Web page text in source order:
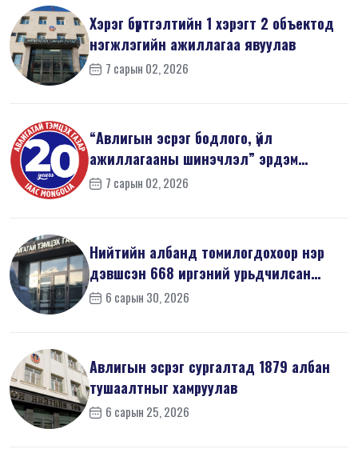
Хэрэг бүртгэлтийн 1 хэрэгт 2 объектод
нэгжлэгийн ажиллагаа явуулав
7 сарын 02, 2026
“Авлигын эсрэг бодлого, үйл
ажиллагааны шинэчлэл” эрдэм
шинжилгээний б...
7 сарын 02, 2026
Нийтийн албанд томилогдохоор нэр
дэвшсэн 668 иргэний урьдчилсан
мэдүүл...
6 сарын 30, 2026
Авлигын эсрэг сургалтад 1879 албан
тушаалтныг хамруулав
6 сарын 25, 2026